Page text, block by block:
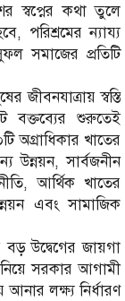
স্বপ্নের কথা তুলে
পরিশ্রমের ন্যায্য
সমাজের প্রতিটি
জীবনযাত্রায় স্বস্তি
বক্তব্যের শুরুতেই
অগ্রাধিকার খাতের
উন্নয়ন, সার্বজনীন
আর্থিক খাতের
এবং সামাজিক
উদ্বেগের জায়গা
নিয়ে সরকার আগামী
লক্ষ্য নির্ধারণ